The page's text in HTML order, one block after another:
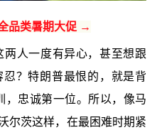
品类暑期大促 →
人一度有异心，甚至想跟
？特朗普最恨的，就是背
，忠诚第一位。所以，像马
尔茨这样，在最困难时期紧